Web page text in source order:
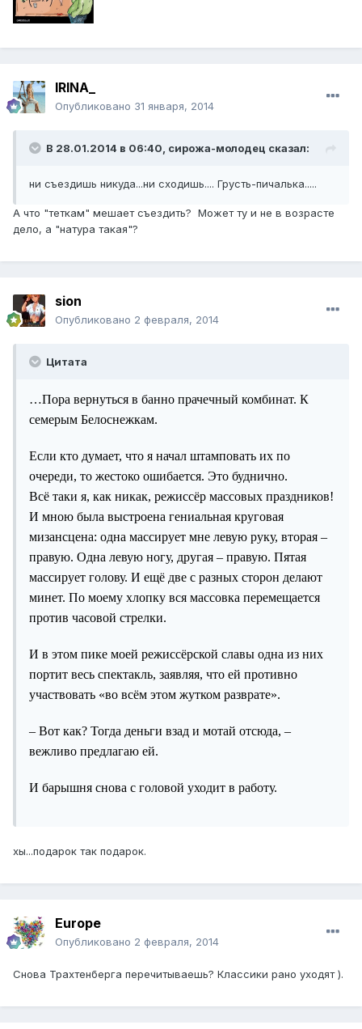
IRINA_
Опубликовано 31 января, 2014
В 28.01.2014 в 06:40, сирожа-молодец сказал:
ни съездишь никуда...ни сходишь.... Грусть-пичалька.....
А что "теткам" мешает съездить? Может ту и не в возрасте
дело, а "натура такая"?
sion
Опубликовано 2 февраля, 2014
Цитата
…Пора вернуться в банно прачечный комбинат. К
семерым Белоснежкам.
Если кто думает, что я начал штамповать их по
очереди, то жестоко ошибается. Это буднично.
Всё таки я, как никак, режиссёр массовых праздников!
И мною была выстроена гениальная круговая
мизансцена: одна массирует мне левую руку, вторая –
правую. Одна левую ногу, другая – правую. Пятая
массирует голову. И ещё две с разных сторон делают
минет. По моему хлопку вся массовка перемещается
против часовой стрелки.
И в этом пике моей режиссёрской славы одна из них
портит весь спектакль, заявляя, что ей противно
участвовать «во всём этом жутком разврате».
– Вот как? Тогда деньги взад и мотай отсюда, –
вежливо предлагаю ей.
И барышня снова с головой уходит в работу.
хы...подарок так подарок.
Europe
Опубликовано 2 февраля, 2014
Снова Трахтенберга перечитываешь? Классики рано уходят ).